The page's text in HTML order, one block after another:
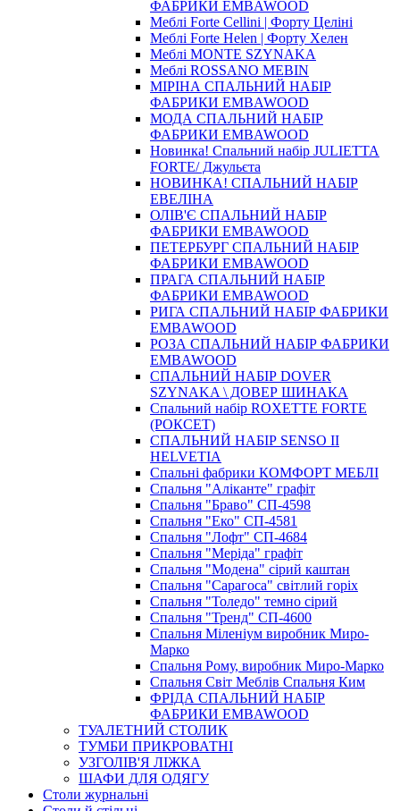
ФАБРИКИ EMBAWOOD
Меблі Forte Cellini | Форту Целіні
Меблі Forte Helen | Форту Хелен
Меблі MONTE SZYNAKA
Меблі ROSSANO MEBIN
МІРІНА СПАЛЬНИЙ НАБІР
ФАБРИКИ EMBAWOOD
МОДА СПАЛЬНИЙ НАБІР
ФАБРИКИ EMBAWOOD
Новинка! Спальний набір JULIETTA
FORTE/ Джульєта
НОВИНКА! СПАЛЬНИЙ НАБІР
ЕВЕЛІНА
ОЛІВ'Є СПАЛЬНИЙ НАБІР
ФАБРИКИ EMBAWOOD
ПЕТЕРБУРГ СПАЛЬНИЙ НАБІР
ФАБРИКИ EMBAWOOD
ПРАГА СПАЛЬНИЙ НАБІР
ФАБРИКИ EMBAWOOD
РИГА СПАЛЬНИЙ НАБІР ФАБРИКИ
EMBAWOOD
РОЗА СПАЛЬНИЙ НАБІР ФАБРИКИ
EMBAWOOD
СПАЛЬНИЙ НАБІР DOVER
SZYNAKA \ ДОВЕР ШИНАКА
Спальний набір ROXETTE FORTE
(РОКСЕТ)
СПАЛЬНИЙ НАБІР SENSO II
HELVETIA
Спальні фабрики КОМФОРТ МЕБЛІ
Спальня "Аліканте" графіт
Спальня "Браво" СП-4598
Спальня "Еко" СП-4581
Спальня "Лофт" СП-4684
Спальня "Меріда" графіт
Спальня "Модена" сірий каштан
Спальня "Сарагоса" світлий горіх
Спальня "Толедо" темно сірий
Спальня "Тренд" СП-4600
Спальня Міленіум виробник Миро-
Марко
Спальня Рому, виробник Миро-Марко
Спальня Світ Меблів Спальня Ким
ФРІДА СПАЛЬНИЙ НАБІР
ФАБРИКИ EMBAWOOD
ТУАЛЕТНИЙ СТОЛИК
ТУМБИ ПРИКРОВАТНІ
УЗГОЛІВ'Я ЛІЖКА
ШАФИ ДЛЯ ОДЯГУ
Столи журнальні